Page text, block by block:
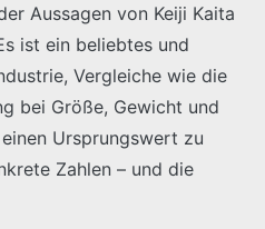
Aussagen von Keiji Kaita
ist ein beliebtes und
Vergleiche wie die
bei Größe, Gewicht und
Ursprungswert zu
Zahlen – und die